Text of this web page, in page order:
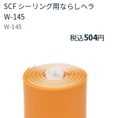
SCF シーリング用ならしヘラ
W-145
W-145
税込504円